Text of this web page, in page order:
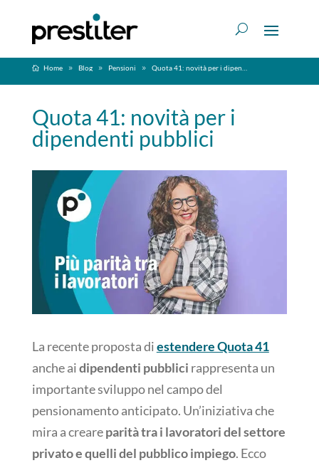
Home Blog Pensioni Quota 41: novità per i dipendenti pubblici
Quota 41: novità per i
dipendenti pubblici
La recente proposta diestendere Quota 41
anche aidipendenti pubblici rappresenta un
importante sviluppo nel campo del
pensionamento anticipato. Un’iniziativa che
mira a creareparità tra i lavoratori del settore
privato e quelli del pubblico impiego. Ecco